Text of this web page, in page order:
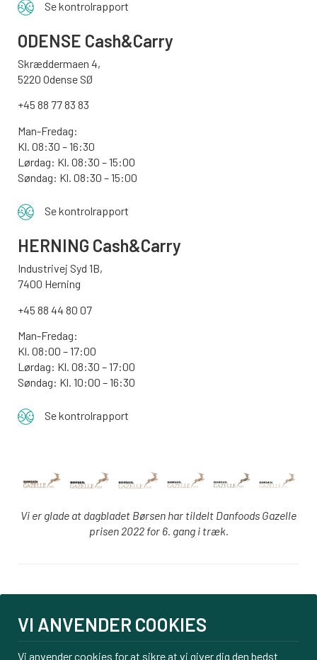
Se kontrolrapport
ODENSE Cash&Carry
Skræddermaen 4,
5220 Odense SØ
+45 88 77 83 83
Man-Fredag:
Kl. 08:30 – 16:30
Lørdag: Kl. 08:30 – 15:00
Søndag: Kl. 08:30 – 15:00
Se kontrolrapport
HERNING Cash&Carry
Industrivej Syd 1B,
7400 Herning
+45 88 44 80 07
Man-Fredag:
Kl. 08:00 – 17:00
Lørdag: Kl. 08:30 – 17:00
Søndag: Kl. 10:00 – 16:30
Se kontrolrapport
Vi er glade at dagbladet Børsen har tildelt Danfoods Gazelle
prisen 2022 for 6. gang i træk.
PBS tilmelding
Om os
VI ANVENDER COOKIES
Vi anvender cookies for at sikre at vi giver dig den bedst